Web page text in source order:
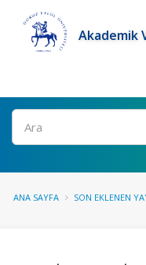
Akademik
Ara
ANA SAYFA SON EKLENEN